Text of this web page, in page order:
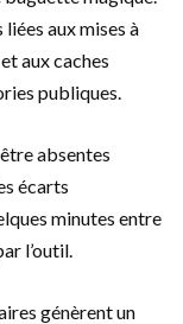
aux mises à
aux caches
publiques.
absentes
écarts
minutes entre
l’outil.
génèrent un